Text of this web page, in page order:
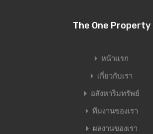
The One Property
หน้าแรก
เกี่ยวกับเรา
อสังหาริมทรัพย์
ทีมงานของเรา
ผลงานของเรา